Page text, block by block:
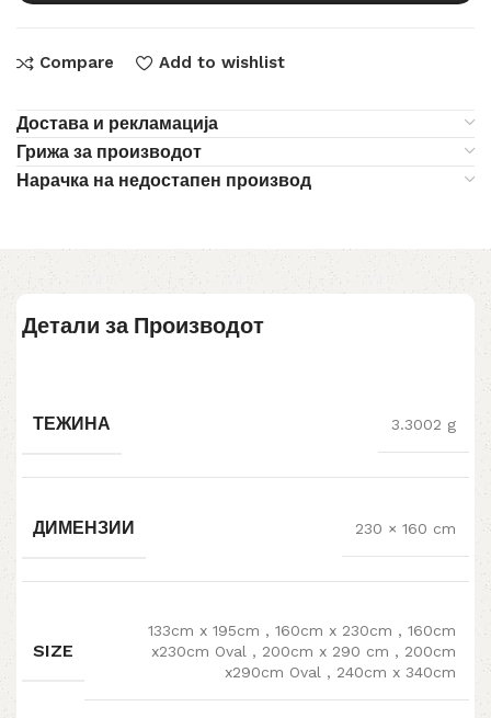
Compare Add to wishlist
Достава и рекламација
Грижа за производот
Нарачка на недостапен производ
Детали за Производот
ТЕЖИНА 3.3002 g
ДИМЕНЗИИ 230 × 160 cm
SIZE
133cm x 195cm , 160cm x 230cm , 160cm
x230cm Oval , 200cm x 290 cm , 200cm
x290cm Oval , 240cm x 340cm